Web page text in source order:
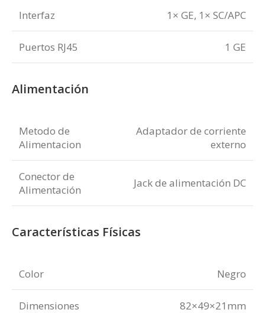
Interfaz 1× GE, 1× SC/APC
Puertos RJ45 1 GE
Alimentación
Metodo de
Alimentacion
Adaptador de corriente
externo
Conector de
Alimentación
Jack de alimentación DC
Características Físicas
Color Negro
Dimensiones 82×49×21mm